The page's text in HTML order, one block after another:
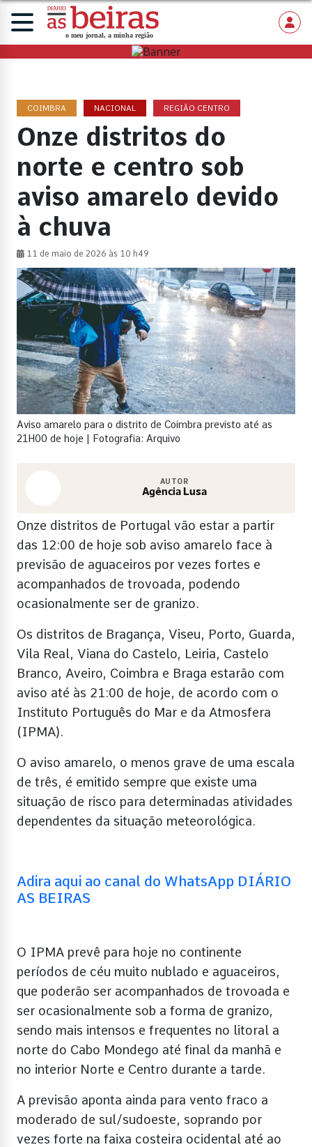
COIMBRA NACIONAL REGIÃO CENTRO
Onze distritos do
norte e centro sob
aviso amarelo devido
à chuva
11 de maio de 2026 às 10 h49
Aviso amarelo para o distrito de Coimbra previsto até as
21H00 de hoje | Fotografia: Arquivo
AUTOR
Agência Lusa
Onze distritos de Portugal vão estar a partir
das 12:00 de hoje sob aviso amarelo face à
previsão de aguaceiros por vezes fortes e
acompanhados de trovoada, podendo
ocasionalmente ser de granizo.
Os distritos de Bragança, Viseu, Porto, Guarda,
Vila Real, Viana do Castelo, Leiria, Castelo
Branco, Aveiro, Coimbra e Braga estarão com
aviso até às 21:00 de hoje, de acordo com o
Instituto Português do Mar e da Atmosfera
(IPMA).
O aviso amarelo, o menos grave de uma escala
de três, é emitido sempre que existe uma
situação de risco para determinadas atividades
dependentes da situação meteorológica.
Adira aqui ao canal do WhatsApp DIÁRIO
AS BEIRAS
O IPMA prevê para hoje no continente
períodos de céu muito nublado e aguaceiros,
que poderão ser acompanhados de trovoada e
ser ocasionalmente sob a forma de granizo,
sendo mais intensos e frequentes no litoral a
norte do Cabo Mondego até final da manhã e
no interior Norte e Centro durante a tarde.
A previsão aponta ainda para vento fraco a
moderado de sul/sudoeste, soprando por
vezes forte na faixa costeira ocidental até ao